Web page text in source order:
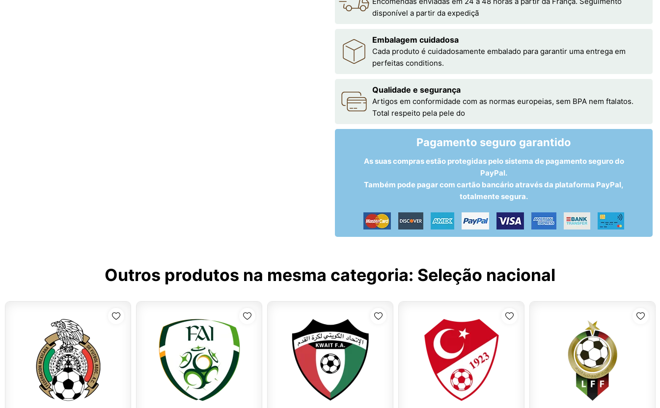
disponível a partir da expediçã
Embalagem cuidadosa
Cada produto é cuidadosamente embalado para garantir uma entrega em
perfeitas conditions.
Qualidade e segurança
Artigos em conformidade com as normas europeias, sem BPA nem ftalatos.
Total respeito pela pele do
Pagamento seguro garantido
As suas compras estão protegidas pelo sistema de pagamento seguro do
PayPal.
Também pode pagar com cartão bancário através da plataforma PayPal,
totalmente segura.
Outros produtos na mesma categoria: Seleção nacional